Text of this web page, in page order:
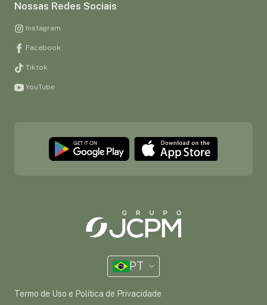
Nossas Redes Sociais
Instagram
Facebook
Tiktok
YouTube
PT
Termo de Uso e Política de Privacidade